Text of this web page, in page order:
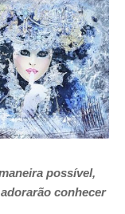
possível,
conhecer